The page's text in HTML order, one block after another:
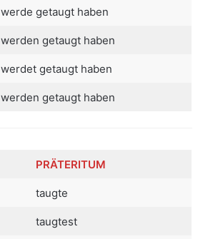
werde getaugt haben
werden getaugt haben
werdet getaugt haben
werden getaugt haben
PRÄTERITUM
taugte
taugtest